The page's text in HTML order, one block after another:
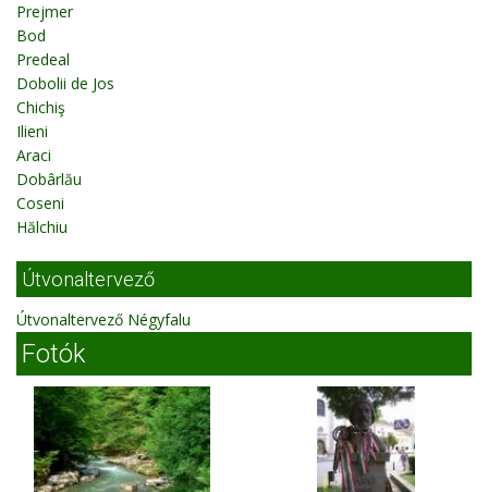
Prejmer
Bod
Predeal
Dobolii de Jos
Chichiş
Ilieni
Araci
Dobârlău
Coseni
Hălchiu
Útvonaltervező
Útvonaltervező Négyfalu
Fotók